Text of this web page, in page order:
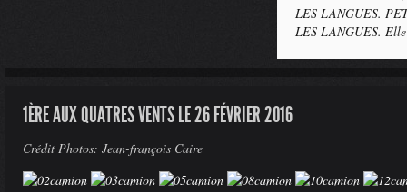
LES LANGUES.
LES LANGUES.
1ÈRE AUX QUATRES VENTS LE 26 FÉVRIER 2016
Crédit Photos: Jean-françois Caire